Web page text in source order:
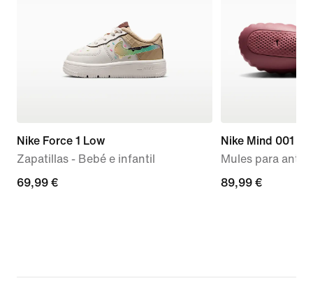
Nike Force 1 Low
Zapatillas - Bebé e infantil
69,99 €
69,99 €
Nike Mind 001
Mules para
89,99 €
89,99 €